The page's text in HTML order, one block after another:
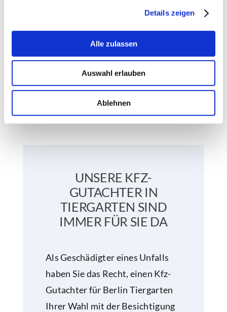
Details zeigen
Alle zulassen
Auswahl erlauben
Ablehnen
Zeit, auch am späten Abend
und am Wochenende, unter
der Telefonnummer0172 35
UNSERE KFZ-
GUTACHTER IN
TIERGARTEN SIND
IMMER FÜR SIE DA
Als Geschädigter eines Unfalls
haben Sie das Recht, einen Kfz-
Gutachter für Berlin Tiergarten
Ihrer Wahl mit der Besichtigung